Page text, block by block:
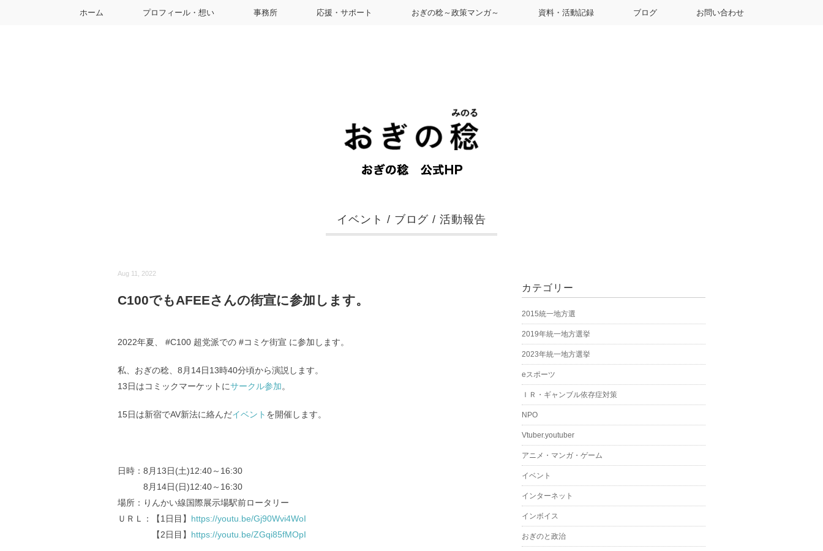
ホーム プロフィール・想い 事務所 応援・サポート おぎの稔～政策マンガ～ 資料・活動記録 ブログ お問い合わせ
イベント / ブログ /活動報告
Aug 11, 2022
C100でもAFEEさんの街宣に参加します。
2022年夏、 #C100 超党派での #コミケ街宣 に参加します。
私、おぎの稔、8月14日13時40分頃から演説します。
13日はコミックマーケットにサークル参加。
15日は新宿でAV新法に絡んだイベント を開催します。
日時：8月13日(土)12:40～16:30
8月14日(日)12:40～16:30
場所：りんかい線国際展示場駅前ロータリー
ＵＲＬ：【1日目】 https://youtu.be/Gj90Wvi4WoI
【2日目】 https://youtu.be/ZGqi85fMOpI
カテゴリー
2015統一地方選
2019年統一地方選挙
2023年統一地方選挙
eスポーツ
ＩＲ・ギャンブル依存症対策
NPO
Vtuber.youtuber
アニメ・マンガ・ゲーム
イベント
インターネット
インボイス
おぎのと政治